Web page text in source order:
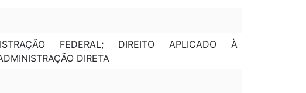
FEDERAL; DIREITO APLICADO À
DIRETA